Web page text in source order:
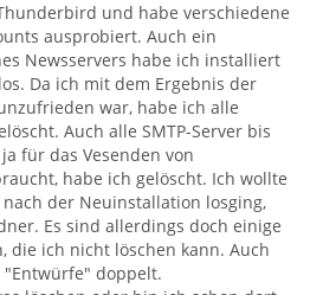
und habe verschiedene
ausprobiert. Auch ein
Newsservers habe ich installiert
Da ich mit dem Ergebnis der
war, habe ich alle
Auch alle SMTP-Server bis
für das Vesenden von
habe ich gelöscht. Ich wollte
der Neuinstallation losging,
Es sind allerdings doch einige
die ich nicht löschen kann. Auch
doppelt.